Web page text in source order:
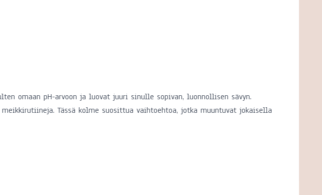
omaan pH-arvoon ja luovat juuri sinulle sopivan, luonnollisen sävyn.
Tässä kolme suosittua vaihtoehtoa, jotka muuntuvat jokaisella